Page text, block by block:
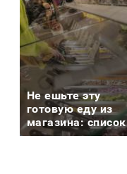
Не ешьте эту
готовую еду из
магазина: список